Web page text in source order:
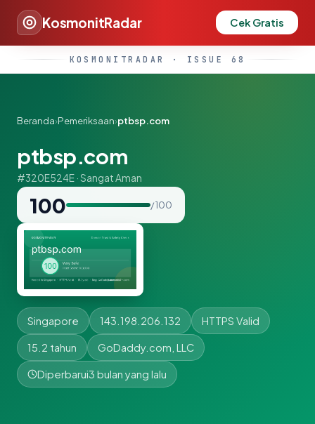
KosmonitRadar Cek Gratis
KOSMONITRADAR · ISSUE 68
Beranda›Pemeriksaan›ptbsp.com
ptbsp.com
#320E524E · Sangat Aman
100 / 100
Singapore 143.198.206.132 HTTPS Valid
15.2 tahun GoDaddy.com, LLC
Diperbarui3 bulan yang lalu